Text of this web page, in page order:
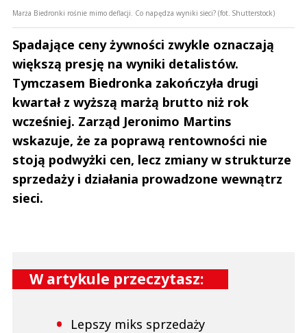
Marża Biedronki rośnie mimo deflacji. Co napędza wyniki sieci? (fot. Shutterstock)
Spadające ceny żywności zwykle oznaczają
większą presję na wyniki detalistów.
Tymczasem Biedronka zakończyła drugi
kwartał z wyższą marżą brutto niż rok
wcześniej. Zarząd Jeronimo Martins
wskazuje, że za poprawą rentowności nie
stoją podwyżki cen, lecz zmiany w strukturze
sprzedaży i działania prowadzone wewnątrz
sieci.
W artykule przeczytasz:
Lepszy miks sprzedaży